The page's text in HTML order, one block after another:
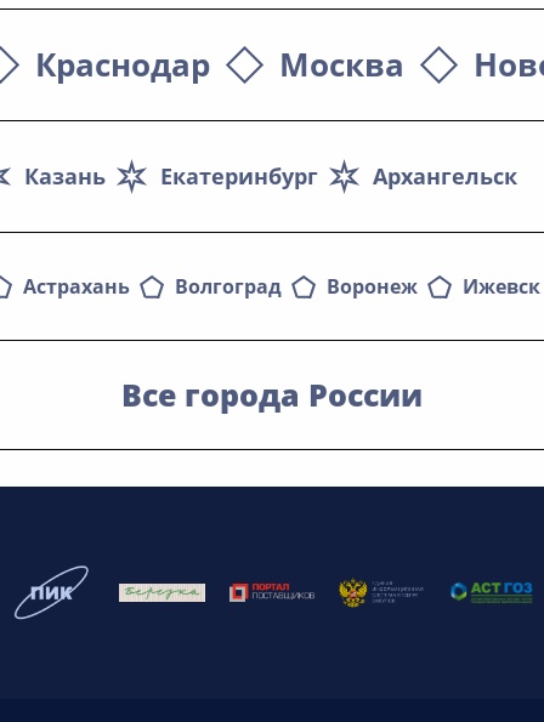
Краснодар Москва
Архангельск
Екатеринбург
Казань
Астрахань Волгоград Воронеж Ижевск
Все города России